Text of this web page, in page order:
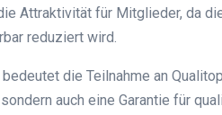
Attraktivität für Mitglieder, da
reduziert wird.
die Teilnahme an
auch eine Garantie für